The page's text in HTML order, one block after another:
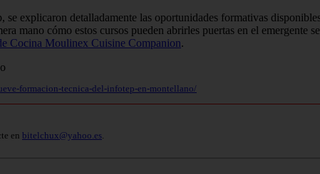
se explicaron detalladamente las oportunidades formativas
mano cómo estos cursos pueden abrirles puertas en el emergente
Cocina Moulinex Cuisine Companion.
formacion-tecnica-del-infotep-en-montellano/
en bitelchux@yahoo.es.